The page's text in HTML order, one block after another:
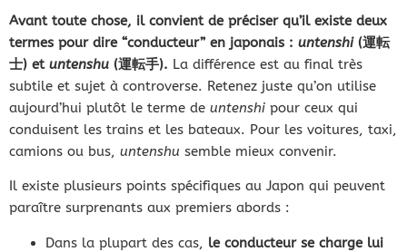
Avant toute chose, il convient de préciser qu’il existe deux
termes pour dire “conducteur” en japonais : untenshi(運転
士) et untenshu (運転手). La différence est au final très
subtile et sujet à controverse. Retenez juste qu’on utilise
aujourd’hui plutôt le terme de untenshi pour ceux qui
conduisent les trains et les bateaux. Pour les voitures, taxi,
camions ou bus, untenshu semble mieux convenir.
Il existe plusieurs points spécifiques au Japon qui peuvent
paraître surprenants aux premiers abords :
Dans la plupart des cas, le conducteur se charge lui